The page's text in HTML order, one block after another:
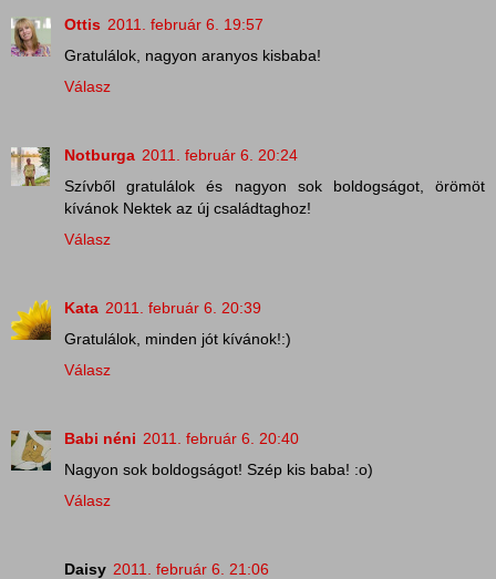
Ottis 2011. február 6. 19:57
Gratulálok, nagyon aranyos kisbaba!
Válasz
Notburga 2011. február 6. 20:24
Szívből gratulálok és nagyon sok boldogságot, örömöt
kívánok Nektek az új családtaghoz!
Válasz
Kata 2011. február 6. 20:39
Gratulálok, minden jót kívánok!:)
Válasz
Babi néni 2011. február 6. 20:40
Nagyon sok boldogságot! Szép kis baba! :o)
Válasz
Daisy 2011. február 6. 21:06